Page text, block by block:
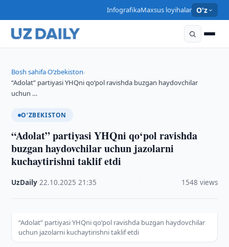
InfografikaMaxsus loyihalar O'z
Bosh sahifa›O‘zbekiston›
“Adolat” partiyasi YHQni qo‘pol ravishda buzgan haydovchilar
uchun …
O‘ZBEKISTON
“Adolat” partiyasi YHQni qo‘pol ravishda
buzgan haydovchilar uchun jazolarni
kuchaytirishni taklif etdi
UzDaily ·22.10.2025 ·21:35 1548 views
“Adolat” partiyasi YHQni qo‘pol ravishda buzgan haydovchilar
uchun jazolarni kuchaytirishni taklif etdi